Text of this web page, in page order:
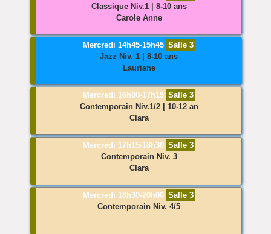
ClassiqueNiv.1 | 8-10 ans
Carole Anne
Mercredi 14h45-15h45 Salle 3
Jazz Niv. 1 | 8-10 ans
Lauriane
Mercredi 16h00-17h15 Salle 3
ContemporainNiv.1/2 | 10-12 an
Clara
Mercredi 17h15-18h30 Salle 3
ContemporainNiv. 3
Clara
Mercredi 18h30-20h00 Salle 3
Contemporain Niv. 4/5